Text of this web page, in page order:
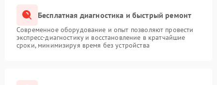
Бесплатная диагностика и быстрый ремонт
Современное оборудование и опыт позволяют провести
экспресс-диагностику и восстановление в кратчайшие
сроки, минимизируя время без устройства